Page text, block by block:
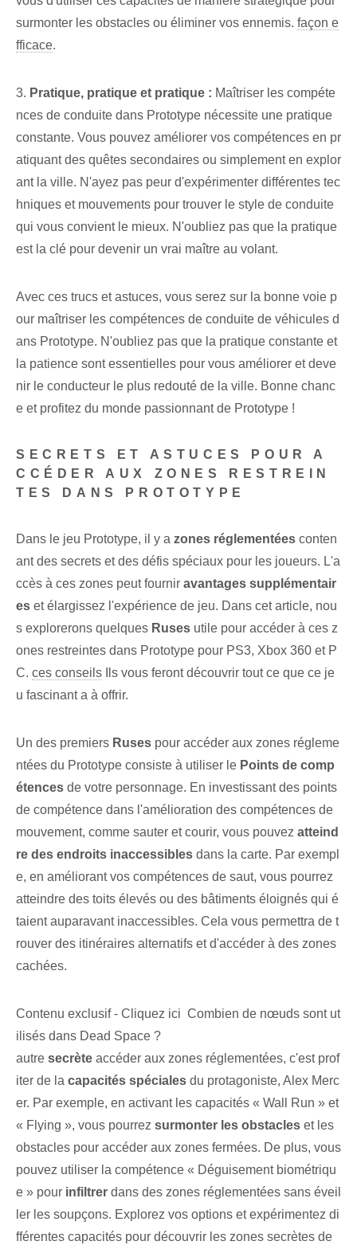
surmonter les obstacles ou éliminer vos ennemis. façon e
fficace.
3. Pratique, pratique et pratique : Maîtriser les compéte
nces de conduite dans Prototype nécessite une pratique
constante. Vous pouvez améliorer vos compétences en pr
atiquant des quêtes secondaires ou simplement en explor
ant la ville. N'ayez pas peur d'expérimenter différentes tec
hniques et mouvements pour trouver le style de conduite
qui vous convient le mieux. ⁢N'oubliez pas que la pratique
est​ la ⁢clé⁣ pour devenir un ‍vrai‌ maître au volant.
Avec ces trucs et astuces, vous serez sur la bonne voie p
our maîtriser les compétences de conduite de véhicules d
ans Prototype. N'oubliez pas que la pratique constante et
la patience sont essentielles pour vous améliorer et deve
nir le conducteur le plus redouté de la ville. Bonne chanc
e et profitez du monde passionnant de Prototype !
SECRETS ET ASTUCES POUR A
CCÉDER AUX ZONES RESTREIN
TES DANS PROTOTYPE
Dans le jeu Prototype, il y a zones réglementées conten
ant des secrets et des défis spéciaux pour les joueurs. L'a
ccès à ces zones peut fournir avantages supplémentair
es et élargissez l'expérience de jeu. Dans cet article, nou
s explorerons quelques Ruses utile pour accéder à ces z
ones restreintes dans Prototype pour PS3, Xbox 360 et P
C. ces conseils Ils vous feront découvrir tout ce que ce je
u fascinant a à offrir.
Un des premiers Ruses pour accéder aux ⁣zones régleme
ntées⁢ du⁢ Prototype consiste à utiliser le Points de comp
étences de votre personnage. En investissant des points
de compétence dans l'amélioration des compétences de
mouvement, comme sauter et courir, vous pouvez atteind
re des endroits inaccessibles dans la carte. Par exempl
e, en améliorant vos compétences de saut, vous pourrez
atteindre des toits élevés ou des bâtiments éloignés qui é
taient auparavant inaccessibles. Cela vous permettra de t
rouver des ⁤itinéraires⁤ alternatifs et d'accéder à des ⁤zones
cachées.
Contenu exclusif - Cliquez ici Combien de nœuds sont ut
ilisés dans Dead Space ?
autre secrète accéder aux zones réglementées, c'est prof
iter de la capacités spéciales du protagoniste, ⁢Alex Merc
er. Par exemple, en activant les capacités « Wall Run » et
« Flying », vous pourrez⁤ surmonter les obstacles ‍et les
obstacles pour accéder aux ⁢zones fermées. De plus, vous
pouvez utiliser la compétence « Déguisement biométriqu
e » pour infiltrer dans des zones réglementées sans éveil
ler les soupçons. Explorez vos options et expérimentez di
fférentes capacités pour découvrir les zones secrètes de